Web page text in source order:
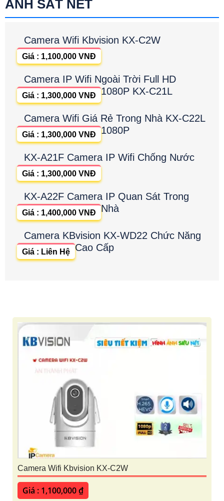
ẢNH SẮT NÉT
Camera Wifi Kbvision KX-C2W
Giá : 1,100,000 VNĐ
Camera IP Wifi Ngoài Trời Full HD
1080P KX-C21L
Giá : 1,300,000 VNĐ
Camera Wifi Giá Rẻ Trong Nhà KX-C22L
1080P
Giá : 1,300,000 VNĐ
KX-A21F Camera IP Wifi Chống Nước
Giá : 1,300,000 VNĐ
KX-A22F Camera IP Quan Sát Trong
Nhà
Giá : 1,400,000 VNĐ
Camera KBvision KX-WD22 Chức Năng
Cao Cấp
Giá : Liên Hệ
Camera Wifi Kbvision KX-C2W
Giá : 1,100,000 ₫